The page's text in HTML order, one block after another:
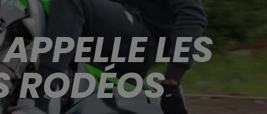
LES
RODÉOS